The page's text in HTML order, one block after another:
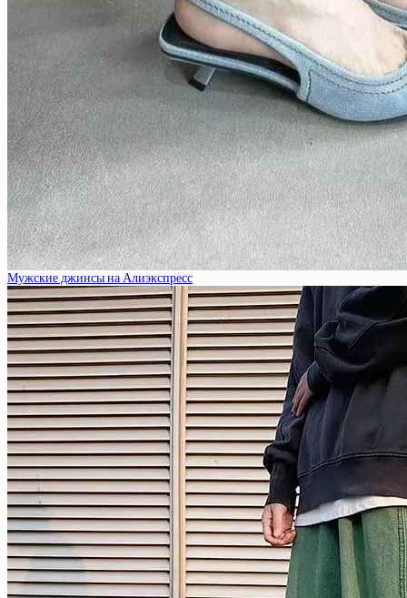
Мужские джинсы на Алиэкспресс